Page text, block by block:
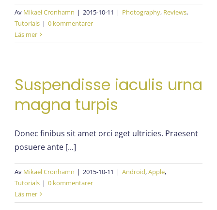
Av Mikael Cronhamn | 2015-10-11 | Photography, Reviews,
Tutorials | 0 kommentarer
Läs mer
Suspendisse iaculis urna
magna turpis
Donec finibus sit amet orci eget ultricies. Praesent
posuere ante [...]
Av Mikael Cronhamn | 2015-10-11 | Android,Apple,
Tutorials | 0 kommentarer
Läs mer